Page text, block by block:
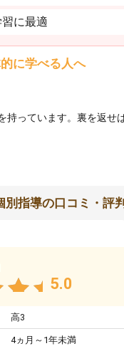
に最適
に学べる人へ
っています。裏を返
指導の口コミ・評判
5.0
高3
4ヵ月～1年未満